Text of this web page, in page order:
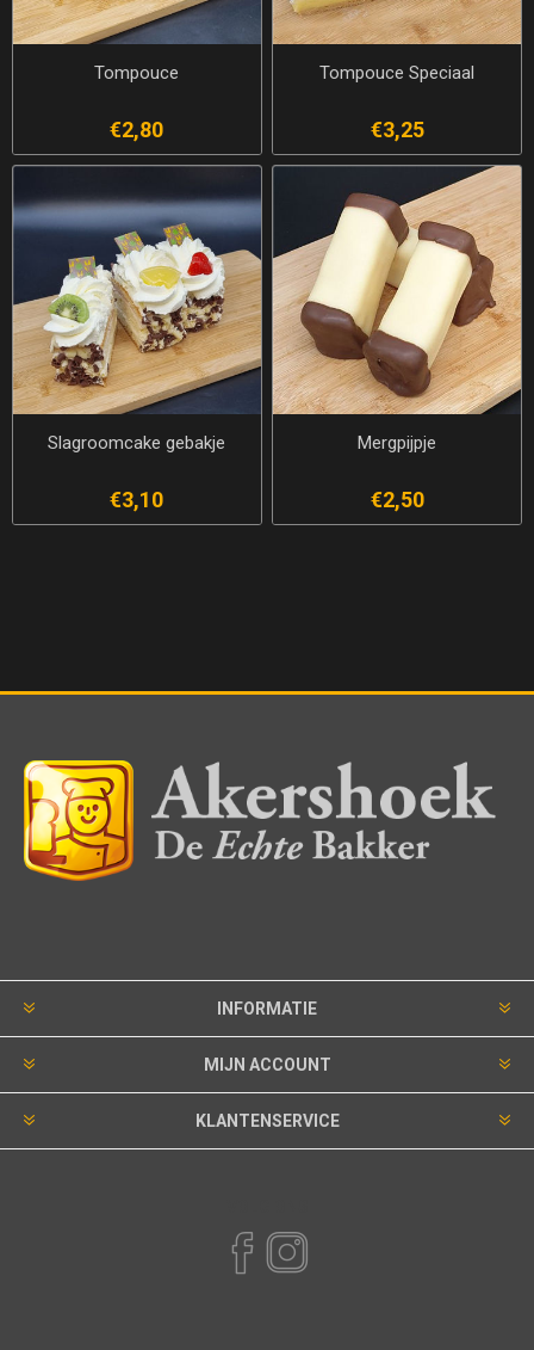
Tompouce
€2,80
Tompouce Speciaal
€3,25
Slagroomcake gebakje
€3,10
Mergpijpje
€2,50
INFORMATIE
MIJN ACCOUNT
KLANTENSERVICE